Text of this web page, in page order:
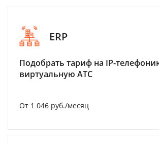
ERP
Подобрать тариф на IP-
виртуальную АТС
От 1 046 руб./месяц